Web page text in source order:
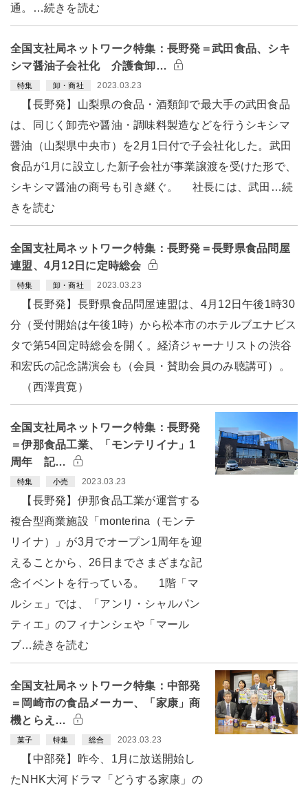
通。…続きを読む
全国支社局ネットワーク特集：長野発＝武田食品、シキ
シマ醤油子会社化 介護食卸…
特集 卸・商社 2023.03.23
【長野発】山梨県の食品・酒類卸で最大手の武田食品
は、同じく卸売や醤油・調味料製造などを行うシキシマ
醤油（山梨県中央市）を2月1日付で子会社化した。武田
食品が1月に設立した新子会社が事業譲渡を受けた形で、
シキシマ醤油の商号も引き継ぐ。 社長には、武田…続
きを読む
全国支社局ネットワーク特集：長野発＝長野県食品問屋
連盟、4月12日に定時総会
特集 卸・商社 2023.03.23
【長野発】長野県食品問屋連盟は、4月12日午後1時30
分（受付開始は午後1時）から松本市のホテルブエナビス
タで第54回定時総会を開く。経済ジャーナリストの渋谷
和宏氏の記念講演会も（会員・賛助会員のみ聴講可）。
（西澤貴寛）
全国支社局ネットワーク特集：長野発
＝伊那食品工業、「モンテリイナ」1
周年 記…
特集 小売 2023.03.23
【長野発】伊那食品工業が運営する
複合型商業施設「monterina（モンテ
リイナ）」が3月でオープン1周年を迎
えることから、26日までさまざまな記
念イベントを行っている。 1階「マ
ルシェ」では、「アンリ・シャルパン
ティエ」のフィナンシェや「マール
ブ…続きを読む
全国支社局ネットワーク特集：中部発
＝岡崎市の食品メーカー、「家康」商
機とらえ…
菓子 特集 総合 2023.03.23
【中部発】昨今、1月に放送開始し
たNHK大河ドラマ「どうする家康」の